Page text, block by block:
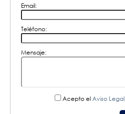
Email:
Teléfono:
Mensaje:
Acepto elAviso Legal